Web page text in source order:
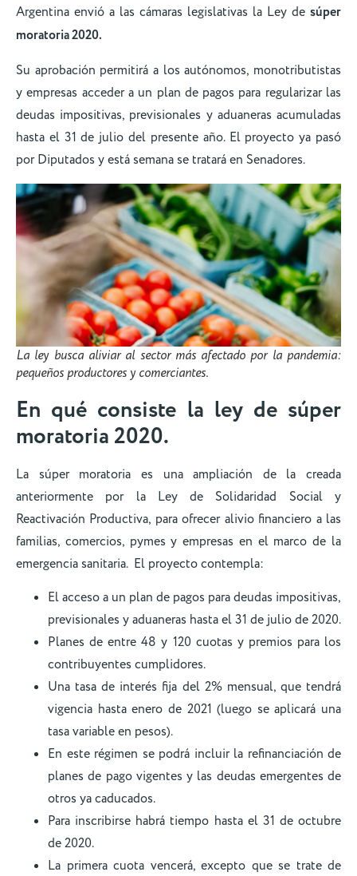
Argentina envió a las cámaras legislativas la Ley de súper
moratoria 2020.
Su aprobación permitirá a los autónomos, monotributistas
y empresas acceder a un plan de pagos para regularizar las
deudas impositivas, previsionales y aduaneras acumuladas
hasta el 31 de julio del presente año. El proyecto ya pasó
por Diputados y está semana se tratará en Senadores.
La ley busca aliviar al sector más afectado por la pandemia:
pequeños productores y comerciantes.
En qué consiste la ley de súper
moratoria 2020.
La súper moratoria es una ampliación de la creada
anteriormente por la Ley de Solidaridad Social y
Reactivación Productiva, para ofrecer alivio financiero a las
familias, comercios, pymes y empresas en el marco de la
emergencia sanitaria. El proyecto contempla:
El acceso a un plan de pagos para deudas impositivas,
previsionales y aduaneras hasta el 31 de julio de 2020.
Planes de entre 48 y 120 cuotas y premios para los
contribuyentes cumplidores.
Una tasa de interés fija del 2% mensual, que tendrá
vigencia hasta enero de 2021 (luego se aplicará una
tasa variable en pesos).
En este régimen se podrá incluir la refinanciación de
planes de pago vigentes y las deudas emergentes de
otros ya caducados.
Para inscribirse habrá tiempo hasta el 31 de octubre
de 2020.
La primera cuota vencerá, excepto que se trate de